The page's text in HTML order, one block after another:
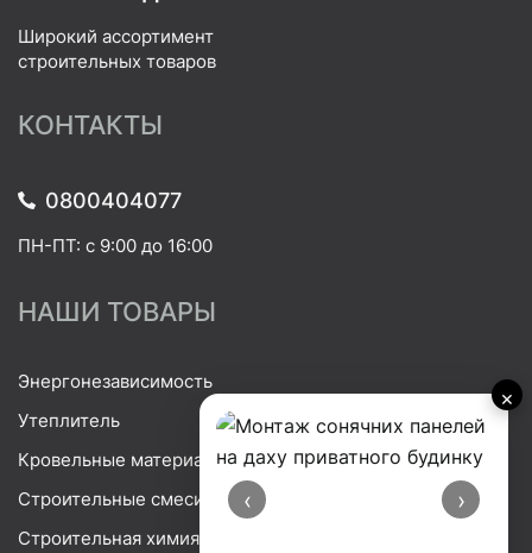
×
‹ ›
Широкий ассортимент
строительных товаров
КОНТАКТЫ
0800404077
ПН-ПТ: с 9:00 до 16:00
НАШИ ТОВАРЫ
Энергонезависимость
Утеплитель
Кровельные материалы
Строительные смеси
Строительная химия